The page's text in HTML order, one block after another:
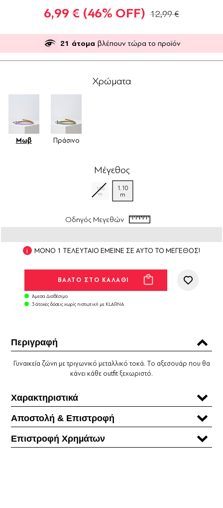
6,99 € (46% OFF) 12,99 €
21 άτομα βλέπουν τώρα το προϊόν
Χρώματα
Μωβ Πράσινο
Μέγεθος
1.05
m
1.10
m
Οδηγός Μεγεθών
ΜΟΝΟ 1 ΤΕΛΕΥΤΑΙΟ ΕΜΕΙΝΕ ΣΕ ΑΥΤΟ ΤΟ ΜΕΓΕΘΟΣ!
Άμεσα Διαθέσιμο
3 άτοκες δόσεις χωρίς πιστωτική με KLARNA
Περιγραφή
Γυναικεία ζώνη με τριγωνικό μεταλλικό τοκά. Το αξεσουάρ που θα
κάνει κάθε outfit ξεχωριστό.
Χαρακτηριστικά
Αποστολή & Επιστροφή
Επιστροφή Χρηµάτων